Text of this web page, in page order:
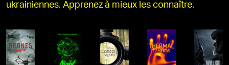
ukrainiennes. Apprenez à mieux les connaître.